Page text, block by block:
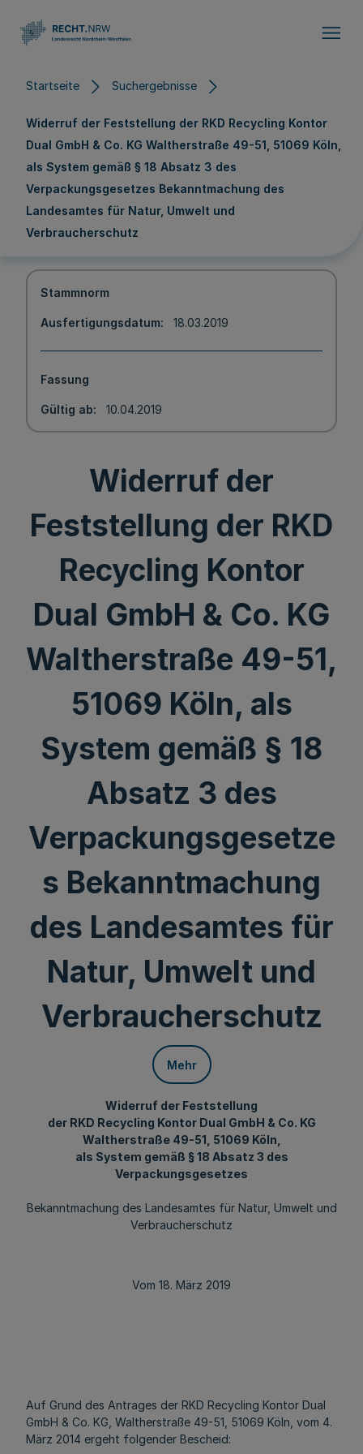
Startseite Suchergebnisse
Widerruf der Feststellung der RKD Recycling Kontor
Dual GmbH & Co. KG Waltherstraße 49-51, 51069 Köln,
als System gemäß § 18 Absatz 3 des
Verpackungsgesetzes Bekanntmachung des
Landesamtes für Natur, Umwelt und
Verbraucherschutz
Stammnorm
Ausfertigungsdatum 18.03.2019
Fassung
Gültig ab 10.04.2019
Widerruf der
Feststellung der RKD
Recycling Kontor
Dual GmbH & Co. KG
Waltherstraße 49-51,
51069 Köln, als
System gemäß § 18
Absatz 3 des
Verpackungsgesetze
s Bekanntmachung
des Landesamtes für
Natur, Umwelt und
Verbraucherschutz
Mehr
Widerruf der Feststellung
der RKD Recycling Kontor Dual GmbH & Co. KG
Waltherstraße 49-51, 51069 Köln,
als System gemäß § 18 Absatz 3 des
Verpackungsgesetzes
Bekanntmachung des Landesamtes für Natur, Umwelt und
Verbraucherschutz
Vom 18. März 2019
Auf Grund des Antrages der RKD Recycling Kontor Dual
GmbH & Co. KG, Waltherstraße 49-51, 51069 Köln, vom 4.
März 2014 ergeht folgender Bescheid: